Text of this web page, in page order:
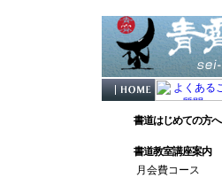
書道はじめての方へ
書道教室講座案内
月会費コース